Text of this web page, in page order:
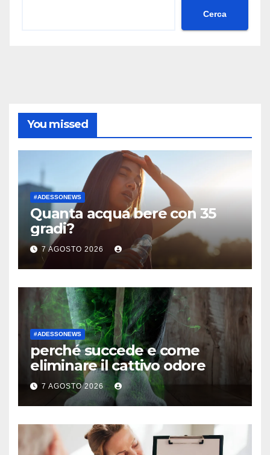
Cerca
You missed
#ADESSONEWS
Quanta acqua bere con 35
gradi?
7 AGOSTO 2026
#ADESSONEWS
perché succede e come
eliminare il cattivo odore
7 AGOSTO 2026